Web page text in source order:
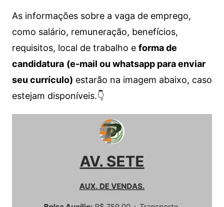
As informações sobre a vaga de emprego,
como salário, remuneração, benefícios,
requisitos, local de trabalho e forma de
candidatura (e-mail ou whatsapp para enviar
seu currículo) estarão na imagem abaixo, caso
estejam disponíveis.👇